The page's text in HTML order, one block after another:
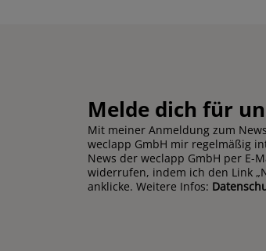
Melde dich für
Mit meiner Anmeldung zum
weclapp GmbH mir regelmäßig
News der weclapp GmbH per E-
widerrufen, indem ich den Link
anklicke. Weitere Infos: